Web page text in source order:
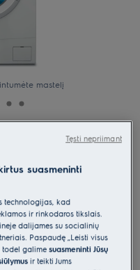
mastelį
Gaminio informacijos lapas
skalbykle su
talpos ar
suasmeninti
technologijas, kad
ir rinkodaros tikslais.
dalijamės su socialinių
Paspaudę „Leisti visus
todėl galimesuasmeninti Jūsų
ir teikti Jums
Tęsti nepriimant